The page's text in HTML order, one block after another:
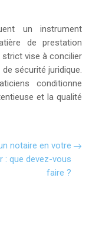
un instrument
de prestation
strict vise à concilier
sécurité juridique.
conditionne
et la qualité
notaire en votre
: que devez-vous
faire ?